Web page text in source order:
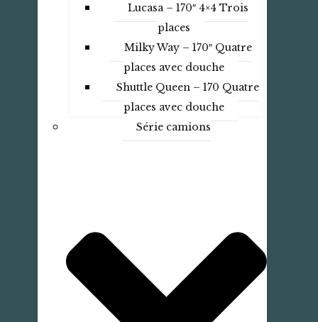
Lucasa – 170″ 4×4 Trois
places
Milky Way – 170″ Quatre
places avec douche
Shuttle Queen – 170 Quatre
places avec douche
Série camions